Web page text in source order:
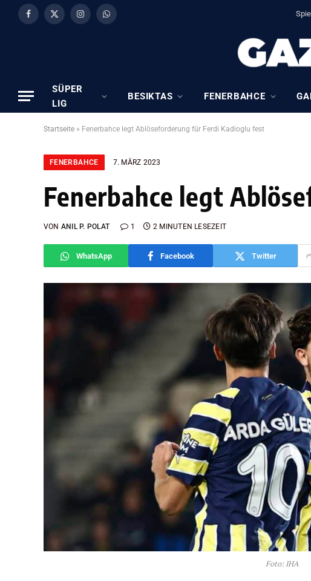
Facebook
X
InstagramWhatsApp
SÜPER
LIG
BESIKTAS FENERBAHCE
Startseite » Fenerbahce legt Ablöseforderung für Ferdi Kadioglu fest
FENERBAHCE 7. MÄRZ 2023
Fenerbahce legt
VON ANIL P. POLAT 1 2 MINUTEN LESEZEIT
WhatsApp Facebook Twitter
Foto: IHA